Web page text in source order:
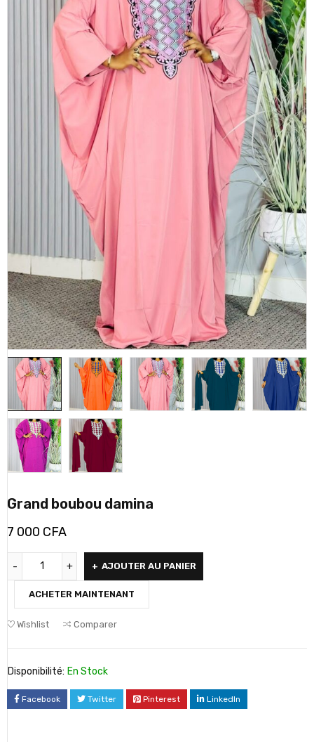
Grand boubou damina
7 000 CFA
AJOUTER AU PANIER
ACHETER MAINTENANT
Wishlist Comparer
Disponibilité: En Stock
Facebook Twitter Pinterest LinkedIn